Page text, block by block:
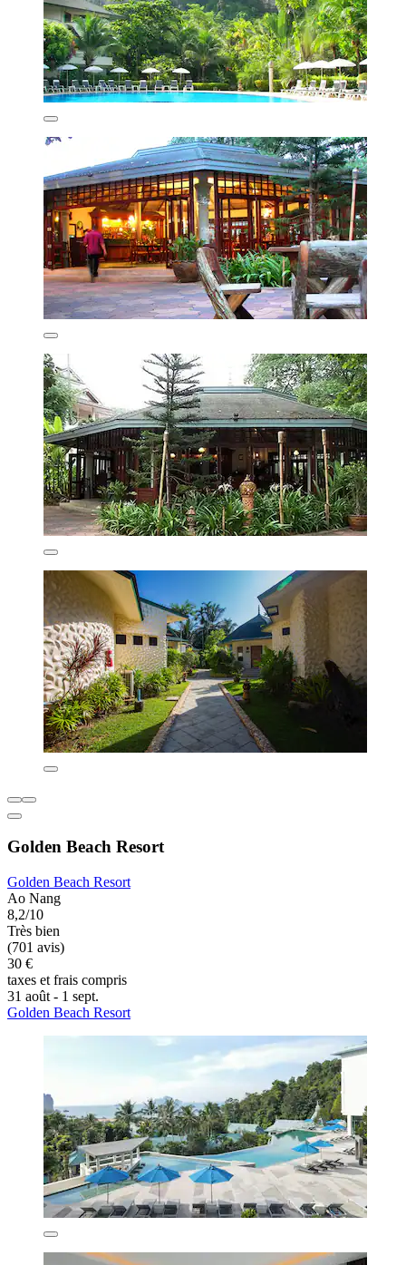
Golden Beach Resort
Golden Beach Resort
Ao Nang
8,2/10
Très bien
(701 avis)
30 €
taxes et frais compris
31 août - 1 sept.
Golden Beach Resort